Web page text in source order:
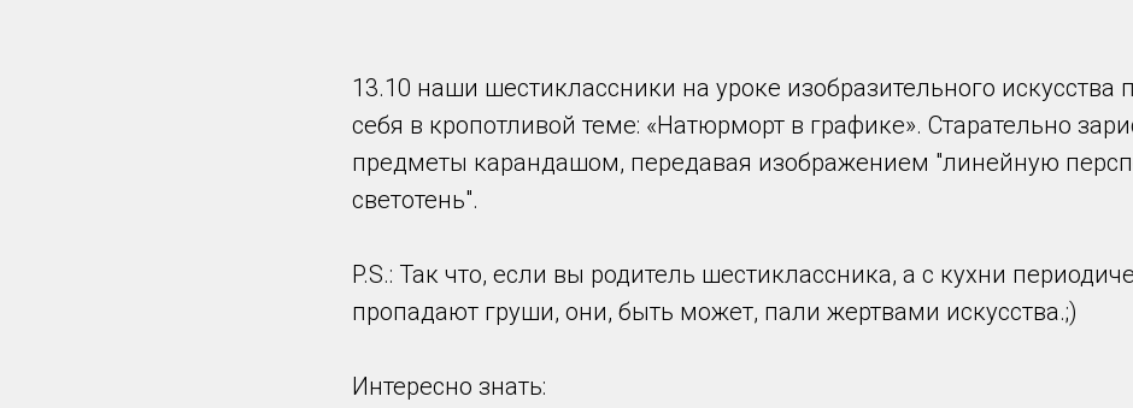
13.10 наши шестиклассники на уроке изобразительного искусства
себя в кропотливой теме: «Натюрморт в графике». Старательно
предметы карандашом, передавая изображением "линейную
светотень".
P.S.: Так что, если вы родитель шестиклассника, а с кухни
пропадают груши, они, быть может, пали жертвами искусства.;)
Интересно знать: